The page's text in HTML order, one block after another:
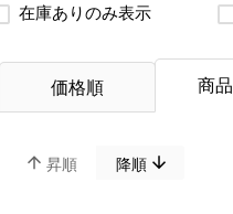
在庫ありのみ表示
価格順 商
昇順 降順